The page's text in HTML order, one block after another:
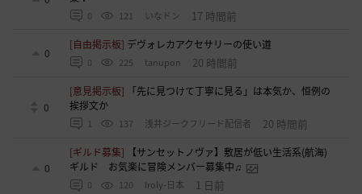
0 121 いなドン 17 時間前
0
[自由掲示板] デヴォレカアクセサリーの使い道
0 225 tanupon 20 時間前
0
[意見掲示板]
「先に見つけて丁寧に見る」は本気か、恒例の
挨拶文か
1 137 浅井ジークフリード配信者 20 時間前
0
[ギルド募集]
【サンセットノヴァ】敷居が低い生活系(航海)
ギルド お気楽に冒険メンバー募集中♫
0 120 Iroly-日本 1 日前